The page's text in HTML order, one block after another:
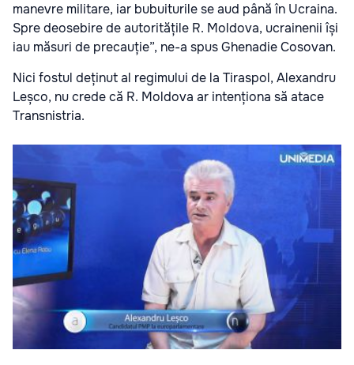
manevre militare, iar bubuiturile se aud până în Ucraina.
Spre deosebire de autoritățile R. Moldova, ucrainenii își
iau măsuri de precauție”, ne-a spus Ghenadie Cosovan.
Nici fostul deținut al regimului de la Tiraspol, Alexandru
Leșco, nu crede că R. Moldova ar intenționa să atace
Transnistria.